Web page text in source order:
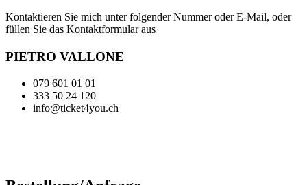
Kontaktieren Sie mich unter folgender Nummer oder E-Mail, oder
füllen Sie das Kontaktformular aus
PIETRO VALLONE
079 601 01 01
333 50 24 120
info@ticket4you.ch